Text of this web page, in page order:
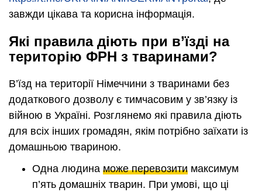
завжди цікава та корисна інформація.
Які правила діють при в’їзді на
територію ФРН з тваринами?
В’їзд на території Німеччини з тваринами без
додаткового дозволу є тимчасовим у зв’язку із
війною в Україні. Розглянемо які правила діють
для всіх інших громадян, якім потрібно заїхати із
домашньою твариною.
Одна людина може перевозити максимум
п’ять домашніх тварин. При умові, що ці